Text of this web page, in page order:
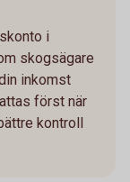
i
skogsägare
inkomst
först när
kontroll